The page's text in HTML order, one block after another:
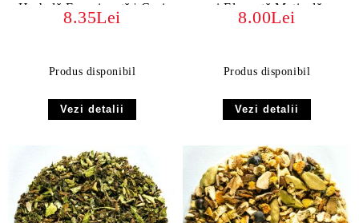
Herbală Energizantă | Ceai
Natural cu Mate, Guarana si
8.35Lei
Produs disponibil
Vezi detalii
și Eleganță Matinală
8.00Lei
Produs disponibil
Vezi detalii